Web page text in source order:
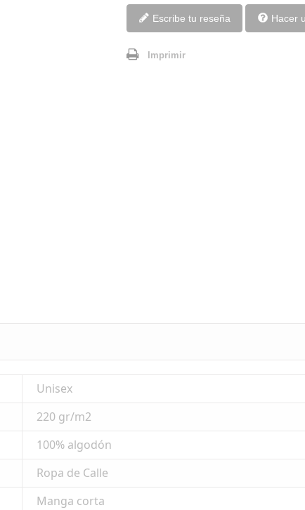
Escribe tu reseña Hacer
Imprimir
Unisex
220 gr/m2
100% algodón
Ropa de Calle
Manga corta